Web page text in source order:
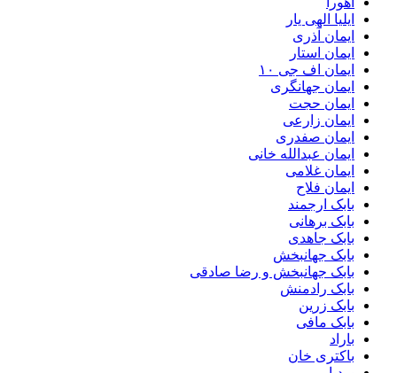
ایلیا الهی یار
ایمان آذری
ایمان استار
ایمان اف جی ۱۰
ایمان جهانگری
ایمان حجت
ایمان زارعی
ایمان صفدری
ایمان عبدالله خانی
ایمان غلامی
ایمان فلاح
بابک ارجمند
بابک برهانی
بابک جاهدی
بابک جهانبخش
بابک جهانبخش و رضا صادقی
بابک رادمنش
بابک زرین
بابک مافی
باراد
باکتری خان